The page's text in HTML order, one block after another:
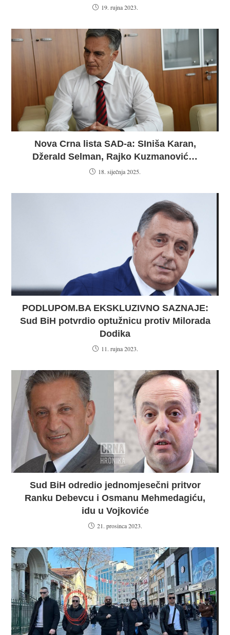
19. rujna 2023.
Nova Crna lista SAD-a: SIniša Karan,
Džerald Selman, Rajko Kuzmanović…
18. siječnja 2025.
PODLUPOM.BA EKSKLUZIVNO SAZNAJE:
Sud BiH potvrdio optužnicu protiv Milorada
Dodika
11. rujna 2023.
Sud BiH odredio jednomjesečni pritvor
Ranku Debevcu i Osmanu Mehmedagiću,
idu u Vojkoviće
21. prosinca 2023.